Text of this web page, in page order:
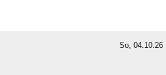
So, 04.10.26 |